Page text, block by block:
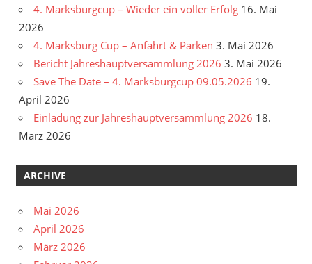
4. Marksburgcup – Wieder ein voller Erfolg 16. Mai
2026
4. Marksburg Cup – Anfahrt & Parken 3. Mai 2026
Bericht Jahreshauptversammlung 2026 3. Mai 2026
Save The Date – 4. Marksburgcup 09.05.2026 19.
April 2026
Einladung zur Jahreshauptversammlung 2026 18.
März 2026
ARCHIVE
Mai 2026
April 2026
März 2026